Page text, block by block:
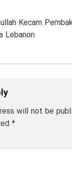
Kecam
Lebanon
will not be
*